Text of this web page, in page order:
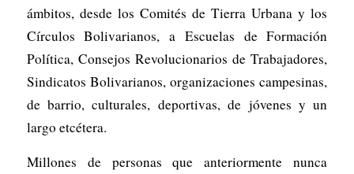
ámbitos, desde los Comités de Tierra Urbana y los
Círculos Bolivarianos, a Escuelas de Formación
Política, Consejos Revolucionarios de Trabajadores,
Sindicatos Bolivarianos, organizaciones campesinas,
de barrio, culturales, deportivas, de jóvenes y un
largo etcétera.
Millones de personas que anteriormente nunca